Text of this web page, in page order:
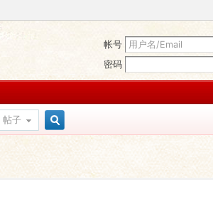
帐号
密码
帖子